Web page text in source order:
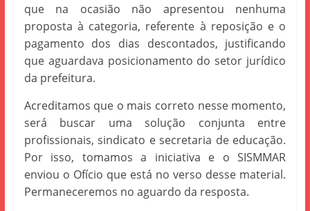
que na ocasião não apresentou nenhuma
proposta à categoria, referente à reposição e o
pagamento dos dias descontados, justificando
que aguardava posicionamento do setor jurídico
da prefeitura.
Acreditamos que o mais correto nesse momento,
será buscar uma solução conjunta entre
profissionais, sindicato e secretaria de educação.
Por isso, tomamos a iniciativa e o SISMMAR
enviou o Ofício que está no verso desse material.
Permaneceremos no aguardo da resposta.